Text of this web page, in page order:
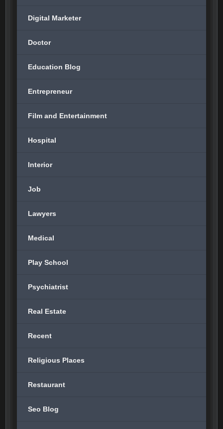
Digital Marketer
Doctor
Education Blog
Entrepreneur
Film and Entertainment
Hospital
Interior
Job
Lawyers
Medical
Play School
Psychiatrist
Real Estate
Recent
Religious Places
Restaurant
Seo Blog